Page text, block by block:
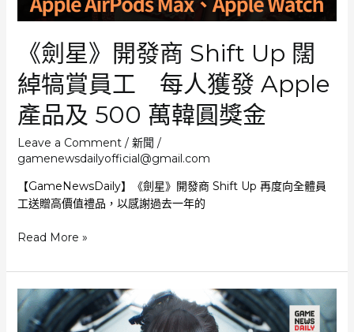
《劍星》開發商 Shift Up 闊
綽犒賞員工 每人獲發 Apple
產品及 500 萬韓圓獎金
Leave a Comment / 新聞 /
gamenewsdailyofficial@gmail.com
【GameNewsDaily】《劍星》開發商 Shift Up 再度向全體員
工送贈高價值禮品，以感謝過去一年的
《劍
開
發
商
Shift
Read More »